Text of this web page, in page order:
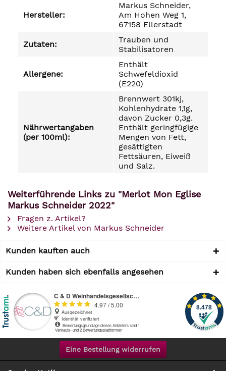
Hersteller:
Markus Schneider,
Am Hohen Weg 1,
67158 Ellerstadt
Zutaten:
Trauben und
Stabilisatoren
Allergene:
Enthält
Schwefeldioxid
(E220)
Nährwertangaben
(per 100ml):
Brennwert 301kj,
Kohlenhydrate 1,1g,
davon Zucker 0,3g.
Enthält geringfügige
Mengen von Fett,
gesättigten
Fettsäuren, Eiweiß
und Salz.
Weiterführende Links zu "Merlot Mon Eglise
Markus Schneider 2022"
Fragen z. Artikel?
Weitere Artikel von Markus Schneider
Kunden kauften auch
Kunden haben sich ebenfalls angesehen
Eine Bestellung widerrufen